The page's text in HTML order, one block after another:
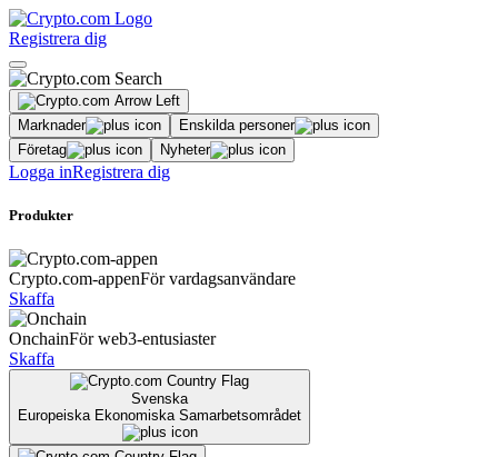
Registrera dig
Marknader
Enskilda personer
Företag
Nyheter
Logga inRegistrera dig
Produkter
Crypto.com-appenFör vardagsanvändare
Skaffa
OnchainFör web3-entusiaster
Skaffa
Svenska
Europeiska Ekonomiska Samarbetsområdet